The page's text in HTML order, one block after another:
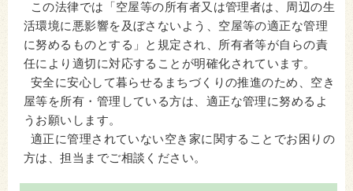
この法律では「空屋等の所有者又は管理者は、周辺の生
活環境に悪影響を及ぼさないよう、空屋等の適正な管理
に努めるものとする」と規定され、所有者等が自らの責
任により適切に対応することが明確化されています。
安全に安心して暮らせるまちづくりの推進のため、空き
屋等を所有・管理している方は、適正な管理に努めるよ
うお願いします。
適正に管理されていない空き家に関することでお困りの
方は、担当までご相談ください。